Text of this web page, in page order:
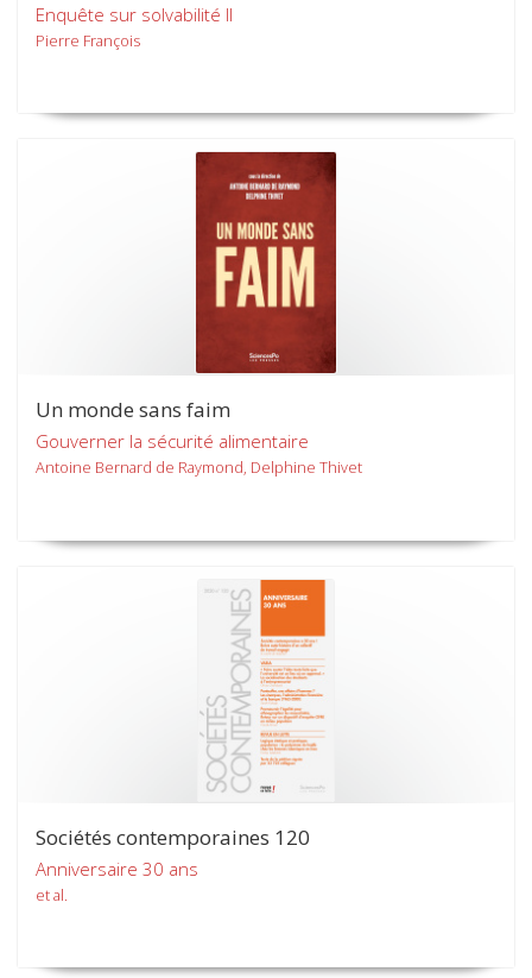
Enquête sur solvabilité II
Pierre François
Un monde sans faim
Gouverner la sécurité alimentaire
Antoine Bernard de Raymond, Delphine Thivet
Sociétés contemporaines 120
Anniversaire 30 ans
et al.